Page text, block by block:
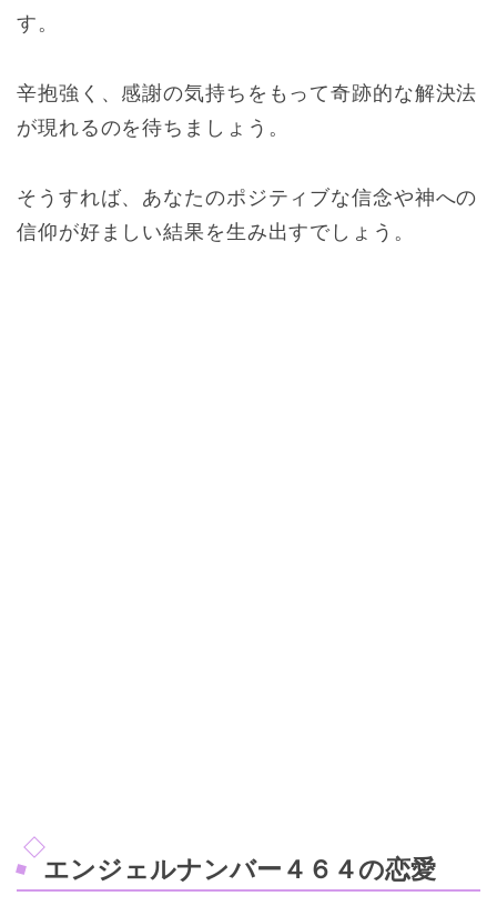
す。
辛抱強く、感謝の気持ちをもって奇跡的な解決法
が現れるのを待ちましょう。
そうすれば、あなたのポジティブな信念や神への
信仰が好ましい結果を生み出すでしょう。
エンジェルナンバー４６４の恋愛